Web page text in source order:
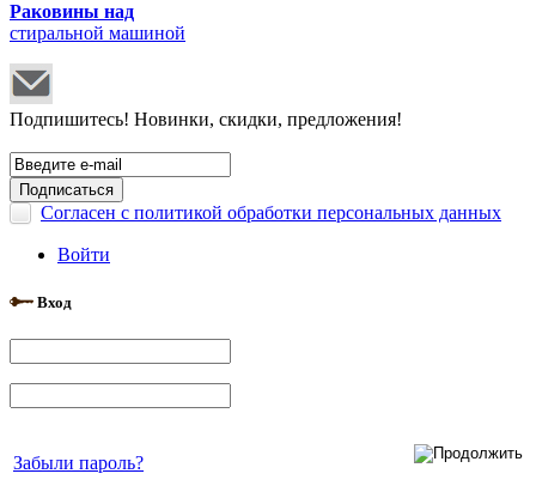
Раковины над
стиральной машиной
Подпишитесь! Новинки, скидки, предложения!
Согласен с политикой обработки персональных данных
Войти
Вход
Забыли пароль?